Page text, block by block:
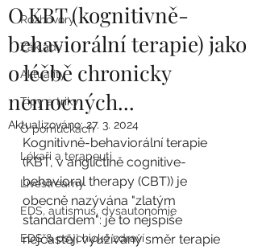
Rozhovory
Základy
Aktuality
Tipy a triky
O pomůckách
Lékaři a terapeuti
Livestreamy
EDS, autismus, dysautonomie
EDS & psychické zdraví
O KBT (kognitivně-
behaviorální terapie) jako
o léčbě chronicky
nemocných...
Aktualizováno:27. 3. 2024
Kognitivně-behaviorální terapie
(KBT, v angličtině cognitive-
behavioral therapy (CBT)) je
obecně nazývána "zlatým
standardem": je to nejspíše
nejčastěji využívaný směr terapie